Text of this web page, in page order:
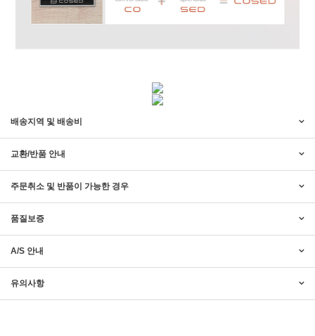
배송지역 및 배송비
교환/반품 안내
주문취소 및 반품이 가능한 경우
품질보증
A/S 안내
유의사항
2017년 미즌하임 리뉴얼 2017.03.06